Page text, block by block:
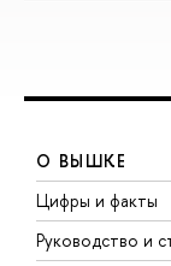
О ВЫШКЕ
Цифры и факты
Руководство и